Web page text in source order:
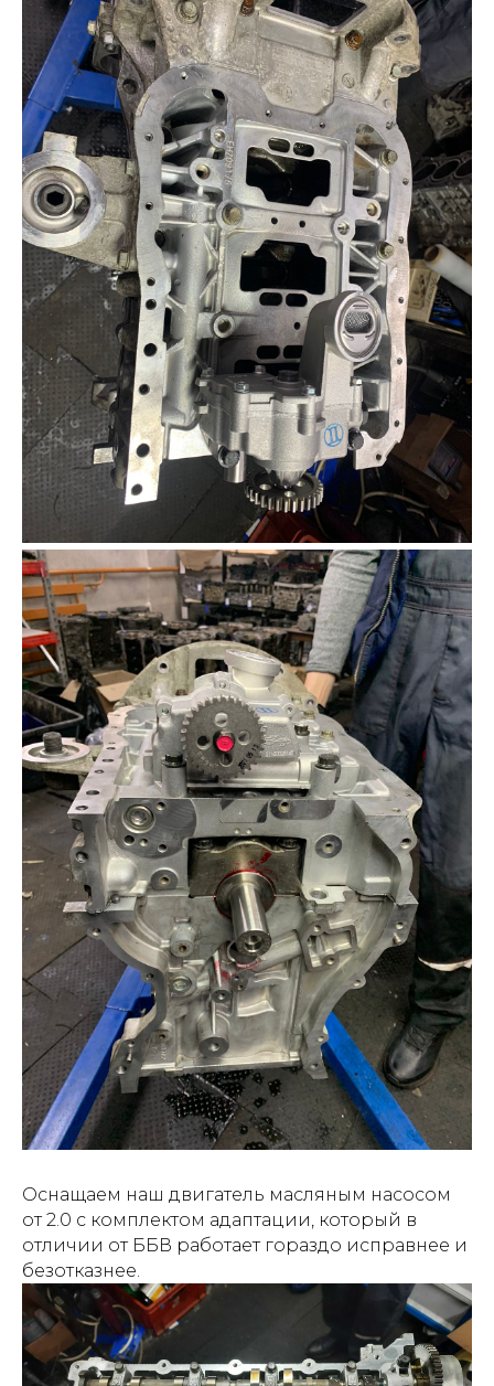
Оснащаем наш двигатель масляным насосом
от 2.0 с комплектом адаптации, который в
отличии от ББВ работает гораздо исправнее и
безотказнее.